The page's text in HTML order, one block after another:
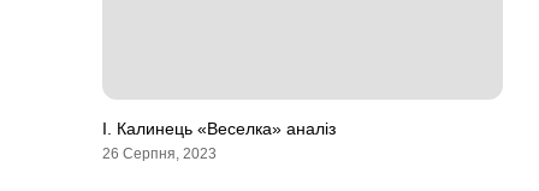
І. Калинець «Веселка» аналіз
26 Серпня, 2023